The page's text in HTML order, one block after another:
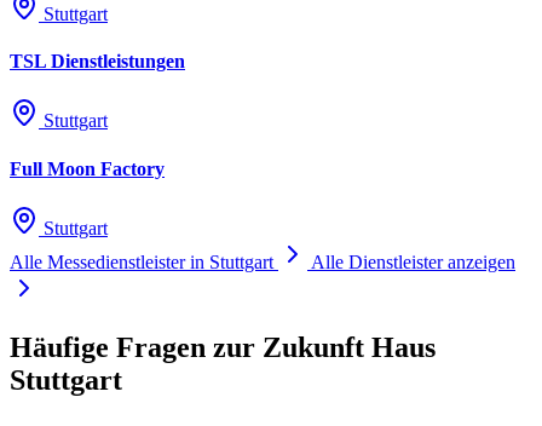
Stuttgart
TSL Dienstleistungen
Stuttgart
Full Moon Factory
Stuttgart
Alle Messedienstleister in Stuttgart
Alle Dienstleister anzeigen
Häufige Fragen zur Zukunft Haus
Stuttgart